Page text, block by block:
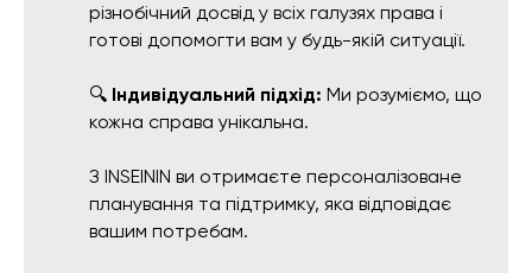
різнобічний досвід у всіх галузях права і
готові допомогти вам у будь-якій ситуації.
🔍 Індивідуальний підхід: Ми розуміємо, що
кожна справа унікальна.
З INSEININ ви отримаєте персоналізоване
планування та підтримку, яка відповідає
вашим потребам.